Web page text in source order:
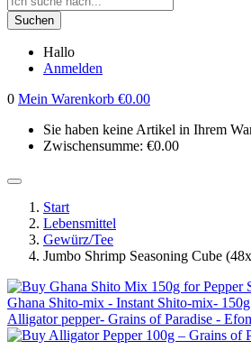
Suchen
Hallo
Anmelden
0 Mein Warenkorb €0.00
Sie haben keine Artikel in Ihrem
Zwischensumme: €0.00
Start
Lebensmittel
Gewürz/Tee
Jumbo Shrimp Seasoning Cube
Ghana Shito-mix - Instant Shito-mix- 150g
Alligator pepper- Grains of Paradise -